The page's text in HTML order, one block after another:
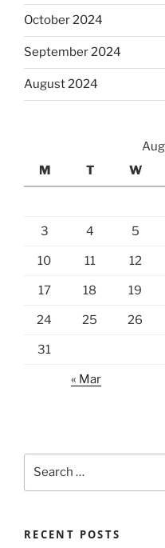
October 2024
September 2024
August 2024
M
T W
3 4 5
10 11 12
17 18 19
24 25 26
31
« Mar
RECENT POSTS